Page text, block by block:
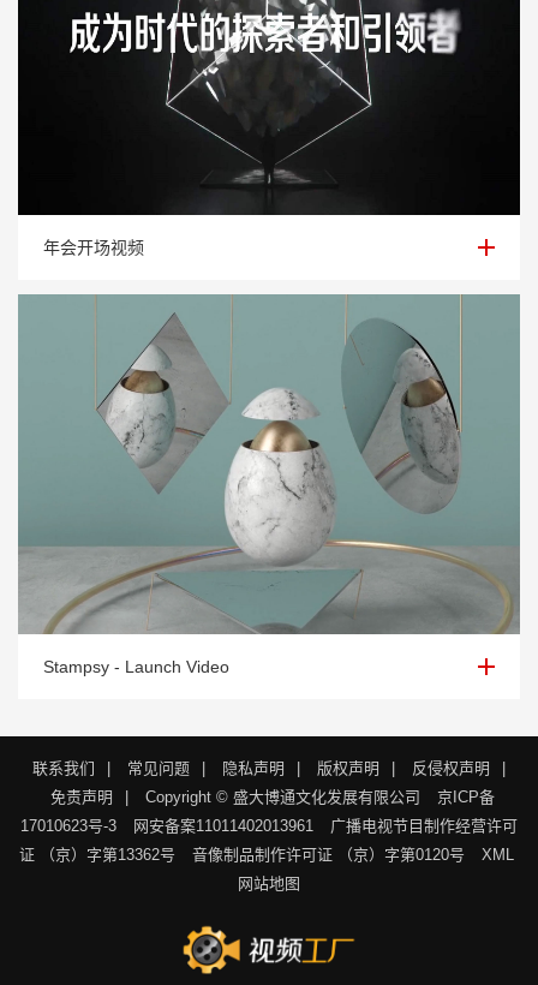
年会开场视频
年会开场视频
Stampsy - Launch Video
Stampsy - Launch Video
联系我们 | 常见问题 | 隐私声明 | 版权声明 | 反侵权声明
|
免责声明
| Copyright © 盛大博通文化发展有限公司
京ICP备
17010623号-3
网安备案11011402013961
广播电视节目制作经营许可
证 （京）字第13362号
音像制品制作许可证 （京）字第0120号
XML
网站地图